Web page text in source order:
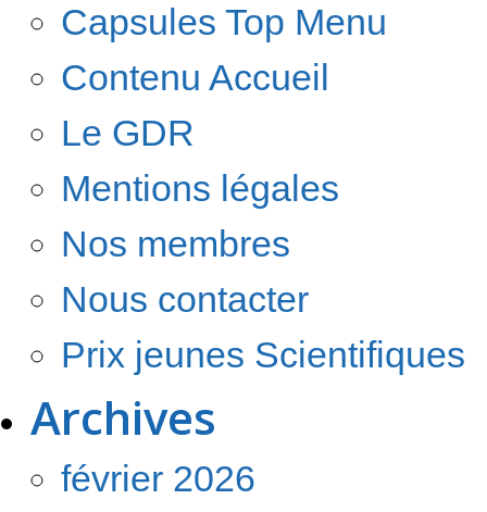
Capsules Top Menu
Contenu Accueil
Le GDR
Mentions légales
Nos membres
Nous contacter
Prix jeunes Scientifiques
Archives
février 2026